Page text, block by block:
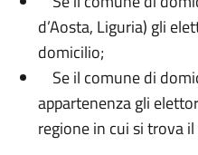
d’Aosta, Liguria) gli
domicilio;
Se il comune di
appartenenza gli
regione in cui si trova